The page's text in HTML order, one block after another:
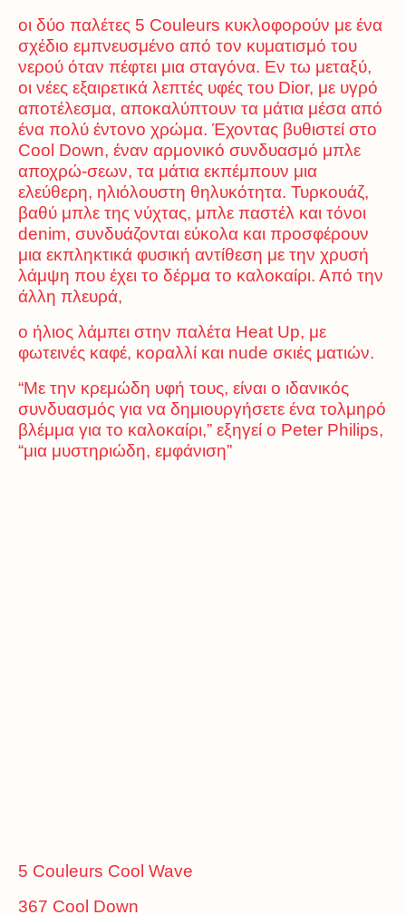
οι δύο παλέτες 5 Couleurs κυκλοφορούν με ένα
σχέδιο εμπνευσμένο από τον κυματισμό του
νερού όταν πέφτει μια σταγόνα. Εν τω μεταξύ,
οι νέες εξαιρετικά λεπτές υφές του Dior, με υγρό
αποτέλεσμα, αποκαλύπτουν τα μάτια μέσα από
ένα πολύ έντονο χρώμα. Έχοντας βυθιστεί στο
Cool Down, έναν αρμονικό συνδυασμό μπλε
αποχρώ-σεων, τα μάτια εκπέμπουν μια
ελεύθερη, ηλιόλουστη θηλυκότητα. Τυρκουάζ,
βαθύ μπλε της νύχτας, μπλε παστέλ και τόνοι
denim, συνδυάζονται εύκολα και προσφέρουν
μια εκπληκτικά φυσική αντίθεση με την χρυσή
λάμψη που έχει το δέρμα το καλοκαίρι. Από την
άλλη πλευρά,
ο ήλιος λάμπει στην παλέτα Heat Up, με
φωτεινές καφέ, κοραλλί και nude σκιές ματιών.
“Με την κρεμώδη υφή τους, είναι ο ιδανικός
συνδυασμός για να δημιουργήσετε ένα τολμηρό
βλέμμα για το καλοκαίρι,” εξηγεί ο Peter Philips,
“μια μυστηριώδη, εμφάνιση”
5 Couleurs Cool Wave
367 Cool Down